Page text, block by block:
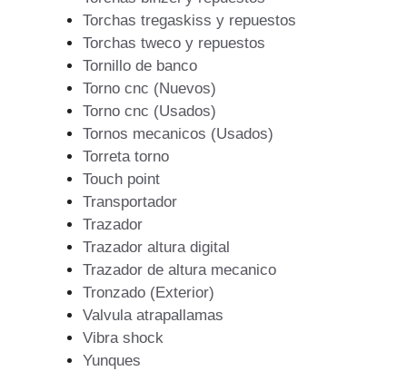
Torchas tregaskiss y repuestos
Torchas tweco y repuestos
Tornillo de banco
Torno cnc (Nuevos)
Torno cnc (Usados)
Tornos mecanicos (Usados)
Torreta torno
Touch point
Transportador
Trazador
Trazador altura digital
Trazador de altura mecanico
Tronzado (Exterior)
Valvula atrapallamas
Vibra shock
Yunques